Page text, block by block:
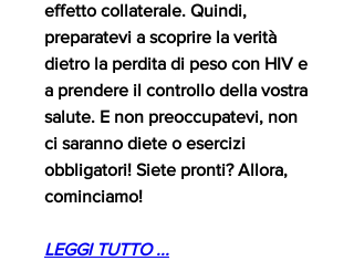
effetto collaterale. Quindi,
preparatevi a scoprire la verità
dietro la perdita di peso con HIV e
a prendere il controllo della vostra
salute. E non preoccupatevi, non
ci saranno diete o esercizi
obbligatori! Siete pronti? Allora,
cominciamo!
LEGGI TUTTO ...